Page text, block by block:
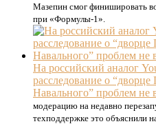
Мазепин смог финишировать
при «Формулы-1».
На российский аналог
расследование о
Навального” проблем не
модерацию на недавно
техподдержке это объяснили